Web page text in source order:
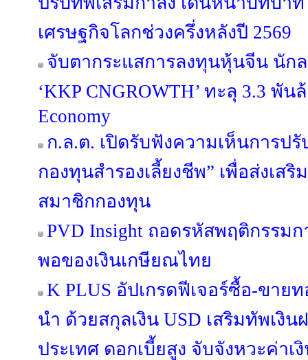
เศรษฐกิจโลกช่วงครึ่งหลังปี 2569
จับตากระแสการลงทุนหุ้นจีน นัก
‘KKP CNGROWTH’ ทะลุ 3.3 พั
Economy
ก.ล.ต. เปิดรับฟังความเห็นการปรั
กองทุนสำรองเลี้ยงชีพ” เพื่อส่งเส
สมาชิกกองทุน
PVD Insight ถอดรหัสพฤติกรรม
พอของเงินเกษียณไทย
K PLUS อัปเกรดฟีเจอร์ซื้อ-ขาย
นำ ด้วยสกุลเงิน USD เสริมทัพเงิน
ประเทศ ดอกเบี้ยสูง จับจังหวะค่าเ